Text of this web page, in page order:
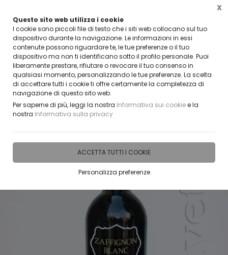
Questo sito web utilizza i cookie
I cookie sono piccoli file di testo che i siti web collocano sul tuo
dispositivo durante la navigazione. Le informazioni in essi
contenute possono riguardare te, le tue preferenze o il tuo
dispositivo ma non ti identificano sotto il profilo personale. Puoi
liberamente prestare, rifiutare o revocare il tuo consenso in
qualsiasi momento, personalizzando le tue preferenze. La scelta
di accettare tutti i cookie ti offre certamente la completezza di
navigazione di questo sito web.
Per saperne di più, leggi la nostra Informativa sui cookiee la
nostra Informativa sulla privacy
ACCETTA TUTTI I COOKIE
Personalizza preferenze
X
VUOI DIVENTARE UN NOSTRO RIVENDITORE?
CONTATTACI
Home IDEE E REGALI PERSONALIZZABILI BOTTIGLIE VETRO PERSONALIZZATE